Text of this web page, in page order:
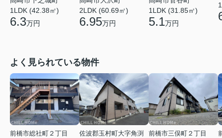
1LDK (42.38㎡)
6.3万円
2LDK (60.69㎡)
6.95万円
1LDK (31.85㎡)
5.1万円
よく見られている物件
前橋市総社町２丁目
佐波郡玉村町大字角渕
前橋市三俣町２丁目